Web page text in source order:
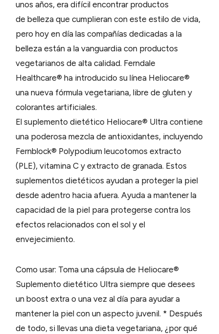
unos años, era difícil encontrar productos
de belleza que cumplieran con este estilo de vida,
pero hoy en día las compañías dedicadas a la
belleza están a la vanguardia con productos
vegetarianos de alta calidad. Ferndale
Healthcare® ha introducido su línea Heliocare®
una nueva fórmula vegetariana, libre de gluten y
colorantes artificiales.
El suplemento dietético Heliocare® Ultra contiene
una poderosa mezcla de antioxidantes, incluyendo
Fernblock® Polypodium leucotomos extracto
(PLE), vitamina C y extracto de granada. Estos
suplementos dietéticos ayudan a proteger la piel
desde adentro hacia afuera. Ayuda a mantener la
capacidad de la piel para protegerse contra los
efectos relacionados con el sol y el
envejecimiento.
Como usar: Toma una cápsula de Heliocare®
Suplemento dietético Ultra siempre que desees
un boost extra o una vez al día para ayudar a
mantener la piel con un aspecto juvenil. * Después
de todo, si llevas una dieta vegetariana, ¿por qué